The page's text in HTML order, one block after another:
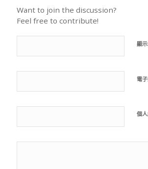
Want to join the discussion?
Feel free to contribute!
顯
電
個